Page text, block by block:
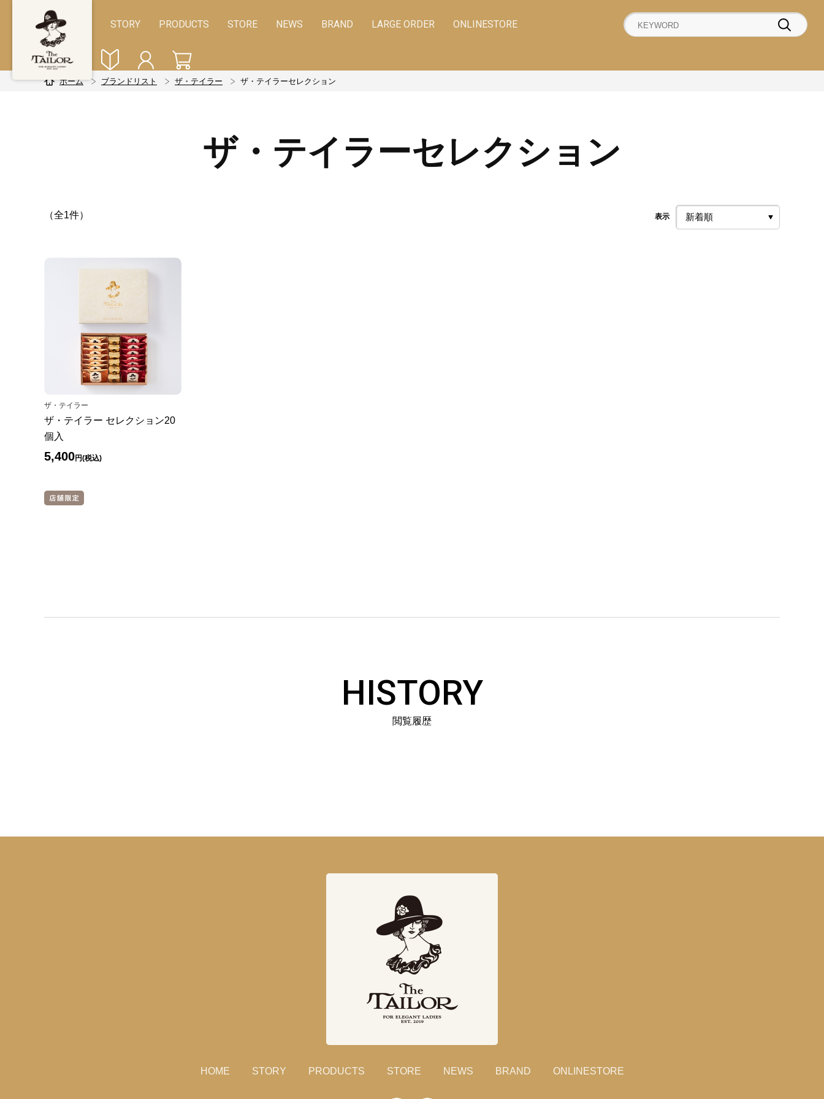
STORY PRODUCTS STORE NEWS BRAND LARGE ORDER ONLINESTORE
ホーム ブランドリスト ザ・テイラー ザ・テイラーセレクション
ザ・テイラーセレクション
表示
（全1件）
ザ・テイラー
ザ・テイラー セレクション20
個入
5,400円
HISTORY
閲覧履歴
HOME STORY PRODUCTS STORE NEWS BRAND ONLINESTORE